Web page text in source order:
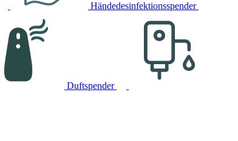
Händedesinfektionsspender
Duftspender